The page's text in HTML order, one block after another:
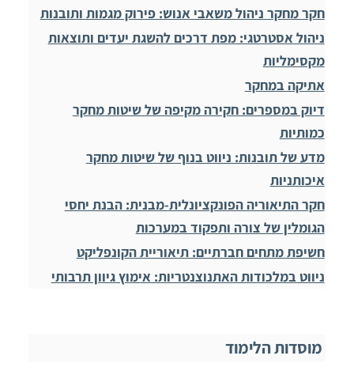
חקר מחקר ניהול משאבי אנוש: פירוק מגמות ותובנות
ניהול אסטרטגי: מפת דרכים להשגת יעדים ותוצאות
מקסימליות
אתיקה במחקר
דיוק במספרים: חקירה מקיפה של שיטות מחקר
כמותיות
מדע של תובנות: ניווט בנוף של שיטות מחקר
איכותניות
חקר התיאוריה הפונקציונלית-מבנית: הבנת יחסי
הגומלין של צורה ותפקוד במערכות
חשיפת מתחים חברתיים: תיאוריית הקונפליקט
ניווט במלכודות האתנוצנטריות: אימוץ גיוון תרבותי
מוסדות הלימוד